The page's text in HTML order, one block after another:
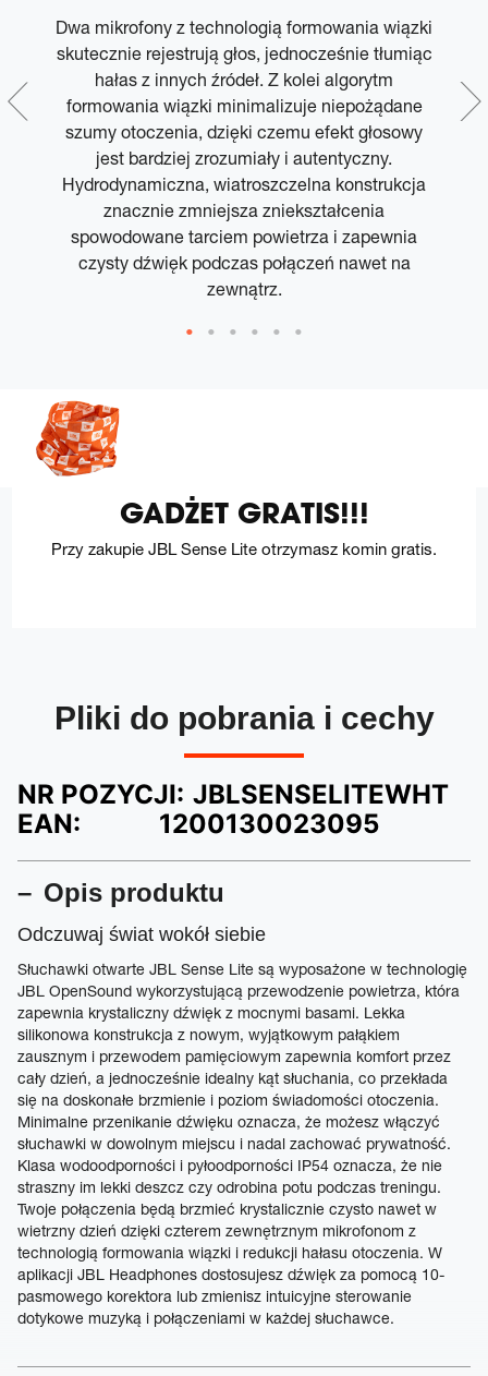
Dwa mikrofony z technologią formowania wiązki
skutecznie rejestrują głos, jednocześnie tłumiąc
hałas z innych źródeł. Z kolei algorytm
formowania wiązki minimalizuje niepożądane
szumy otoczenia, dzięki czemu efekt głosowy
jest bardziej zrozumiały i autentyczny.
Hydrodynamiczna, wiatroszczelna konstrukcja
znacznie zmniejsza zniekształcenia
spowodowane tarciem powietrza i zapewnia
czysty dźwięk podczas połączeń nawet na
zewnątrz.
GADŻET GRATIS!!!
Przy zakupie JBL Sense Lite otrzymasz komin gratis.
Pliki do pobrania i cechy
NR POZYCJI: JBLSENSELITEWHT
EAN:
1200130023095
Opis produktu
Odczuwaj świat wokół siebie
Słuchawki otwarte JBL Sense Lite są wyposażone w technologię
JBL OpenSound wykorzystującą przewodzenie powietrza, która
zapewnia krystaliczny dźwięk z mocnymi basami. Lekka
silikonowa konstrukcja z nowym, wyjątkowym pałąkiem
zausznym i przewodem pamięciowym zapewnia komfort przez
cały dzień, a jednocześnie idealny kąt słuchania, co przekłada
się na doskonałe brzmienie i poziom świadomości otoczenia.
Minimalne przenikanie dźwięku oznacza, że możesz włączyć
słuchawki w dowolnym miejscu i nadal zachować prywatność.
Klasa wodoodporności i pyłoodporności IP54 oznacza, że nie
straszny im lekki deszcz czy odrobina potu podczas treningu.
Twoje połączenia będą brzmieć krystalicznie czysto nawet w
wietrzny dzień dzięki czterem zewnętrznym mikrofonom z
technologią formowania wiązki i redukcji hałasu otoczenia. W
aplikacji JBL Headphones dostosujesz dźwięk za pomocą 10-
pasmowego korektora lub zmienisz intuicyjne sterowanie
dotykowe muzyką i połączeniami w każdej słuchawce.